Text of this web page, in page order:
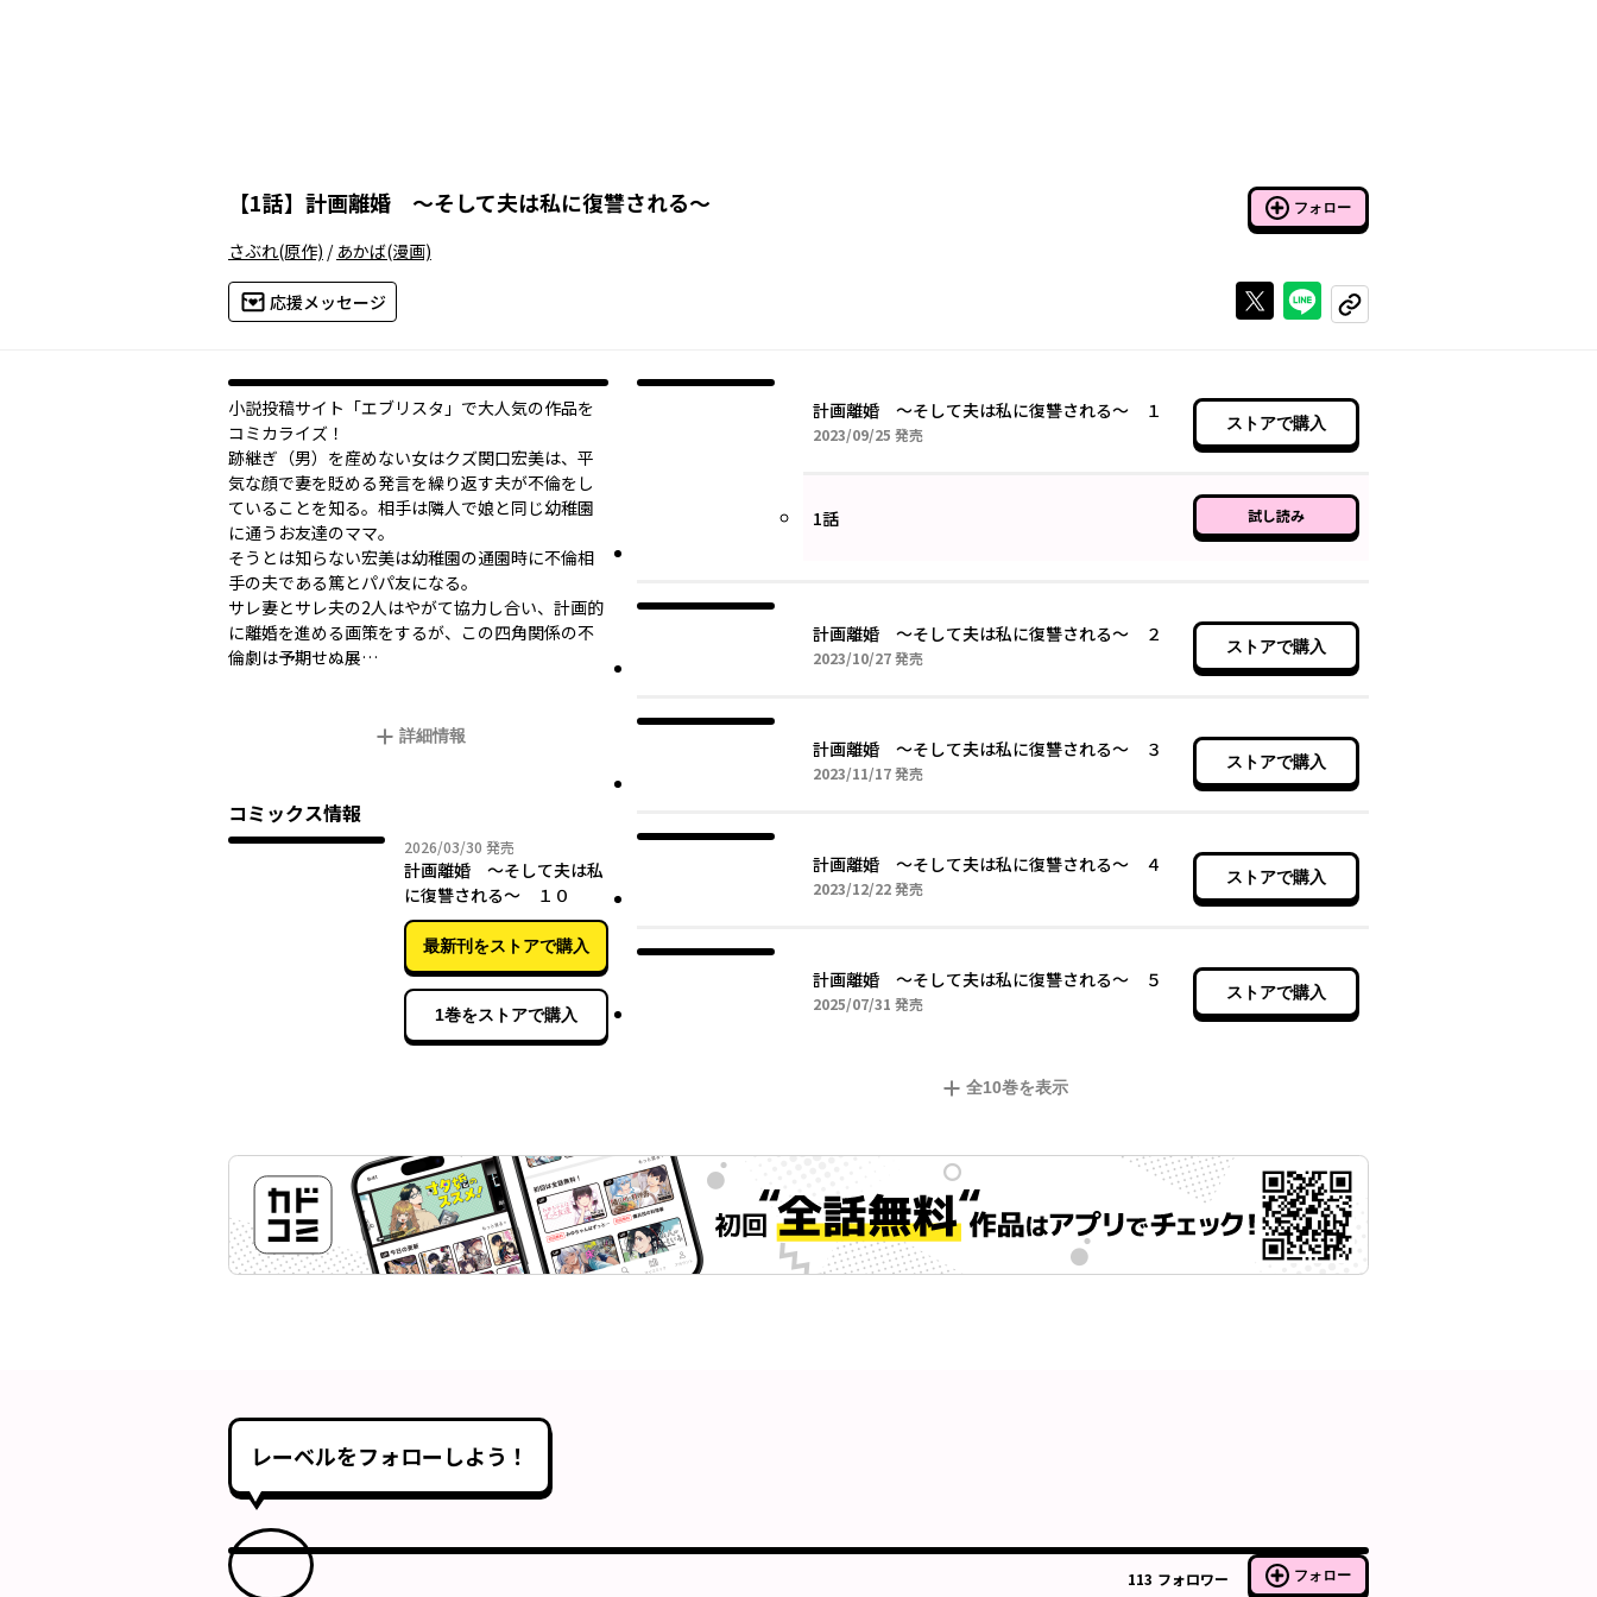
【1話】 計画離婚 ～そして夫は私に復讐される～ フォロー
さぶれ(原作) / あかば(漫画)
応援メッセージ Xで投稿するラインでシェアする
コピーする
小説投稿サイト「エブリスタ」で大人気の作品を
コミカライズ！
跡継ぎ（男）を産めない女はクズ――関口宏美は、平
気な顔で妻を貶める発言を繰り返す夫が不倫をし
ていることを知る。相手は隣人で娘と同じ幼稚園
に通うお友達のママ。
そうとは知らない宏美は幼稚園の通園時に不倫相
手の夫である篤とパパ友になる。
サレ妻とサレ夫の2人はやがて協力し合い、計画的
に離婚を進める画策をするが、この四角関係の不
倫劇は予期せぬ展…
詳細情報
コミックス情報
2026/03/30 2026年03月30日
発売
計画離婚 ～そして夫は私
に復讐される～ １０
最新刊をストアで購入
1巻をストアで購入
計画離婚 ～そして夫は私に復讐される～ １
2023/09/25 2023年09月25日
発売
ストアで購入
1話 試し読み
計画離婚 ～そして夫は私に復讐される～ ２
2023/10/272023年10月27日
発売
ストアで購入
計画離婚 ～そして夫は私に復讐される～ ３
2023/11/172023年11月17日
発売
ストアで購入
計画離婚 ～そして夫は私に復讐される～ ４
2023/12/222023年12月22日
発売
ストアで購入
計画離婚 ～そして夫は私に復讐される～ ５
2025/07/31 2025年07月31日
発売
ストアで購入
全10巻を表示
レーベルをフォローしよう！
113 フォロワー フォロー